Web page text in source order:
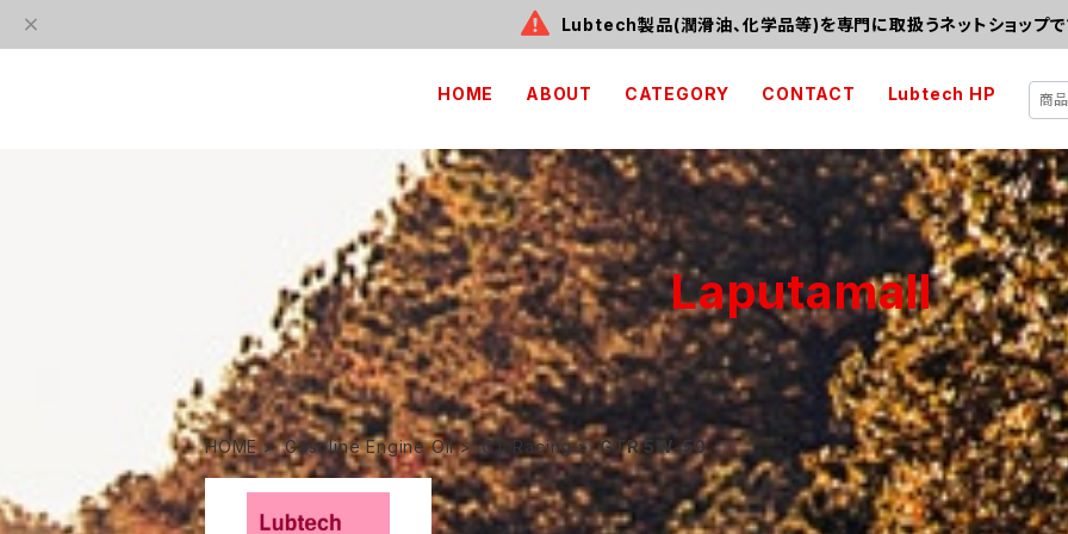
Lubtech製品(潤滑油、化学品等)を専門に取扱うネットショップ
HOME ABOUT CATEGORY CONTACT Lubtech HP
Laputamall
HOME Gasoline Engine Oil GT Racing GTR 5W-50